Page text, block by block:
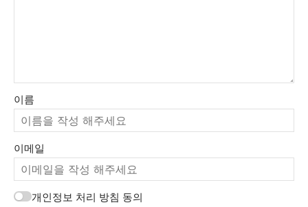
이름
이메일
개인정보 처리 방침 동의